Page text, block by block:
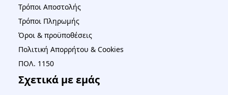
Τρόποι Αποστολής
Τρόποι Πληρωμής
Όροι & προϋποθέσεις
Πολιτική Απορρήτου & Cookies
ΠΟΛ. 1150
Σχετικά με εμάς